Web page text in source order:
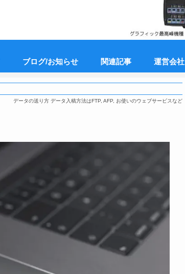
ブログ/お知らせ 関連記事 運営会社
データの送り方 データ入稿方法はFTP, AFP, お使いのウェブサービスなど